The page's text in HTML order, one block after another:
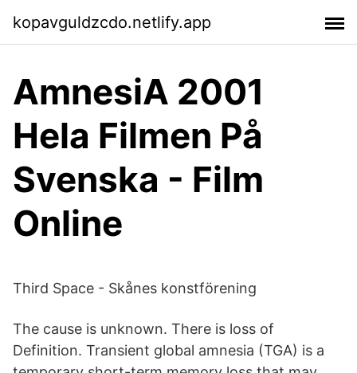
kopavguldzcdo.netlify.app
AmnesiA 2001
Hela Filmen På
Svenska - Film
Online
Third Space - Skånes konstförening
The cause is unknown. There is loss of
Definition. Transient global amnesia (TGA) is a